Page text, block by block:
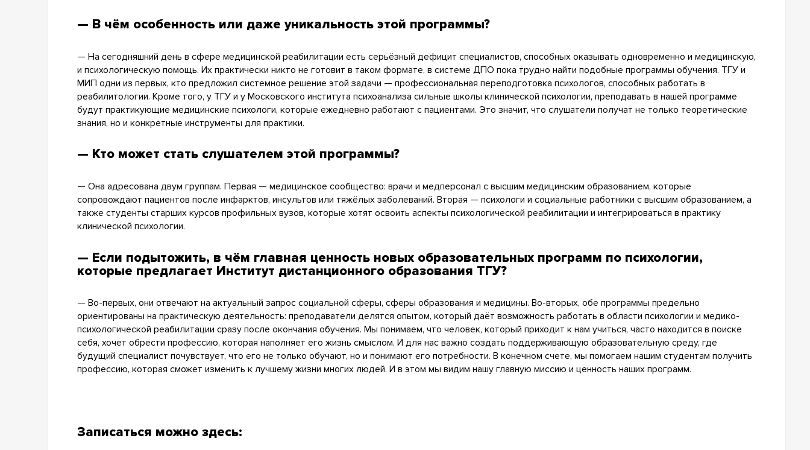
— В чём особенность или даже уникальность этой программы?
— На сегодняшний день в сфере медицинской реабилитации есть серьёзный дефицит специалистов, способных оказывать одновременно и медицинскую,
и психологическую помощь. Их практически никто не готовит в таком формате, в системе ДПО пока трудно найти подобные программы обучения. ТГУ и
МИП одни из первых, кто предложил системное решение этой задачи — профессиональная переподготовка психологов, способных работать в
реабилитологии. Кроме того, у ТГУ и у Московского института психоанализа сильные школы клинической психологии, преподавать в нашей программе
будут практикующие медицинские психологи, которые ежедневно работают с пациентами. Это значит, что слушатели получат не только теоретические
знания, но и конкретные инструменты для практики.
— Кто может стать слушателем этой программы?
— Она адресована двум группам. Первая — медицинское сообщество: врачи и медперсонал с высшим медицинским образованием, которые
сопровождают пациентов после инфарктов, инсультов или тяжёлых заболеваний. Вторая — психологи и социальные работники с высшим образованием, а
также студенты старших курсов профильных вузов, которые хотят освоить аспекты психологической реабилитации и интегрироваться в практику
клинической психологии.
— Если подытожить, в чём главная ценность новых образовательных программ по психологии,
которые предлагает Институт дистанционного образования ТГУ?
— Во-первых, они отвечают на актуальный запрос социальной сферы, сферы образования и медицины. Во-вторых, обе программы предельно
ориентированы на практическую деятельность: преподаватели делятся опытом, который даёт возможность работать в области психологии и медико-
психологической реабилитации сразу после окончания обучения. Мы понимаем, что человек, который приходит к нам учиться, часто находится в поиске
себя, хочет обрести профессию, которая наполняет его жизнь смыслом. И для нас важно создать поддерживающую образовательную среду, где
будущий специалист почувствует, что его не только обучают, но и понимают его потребности. В конечном счете, мы помогаем нашим студентам получить
профессию, которая сможет изменить к лучшему жизни многих людей. И в этом мы видим нашу главную миссию и ценность наших программ.
Записаться можно здесь: